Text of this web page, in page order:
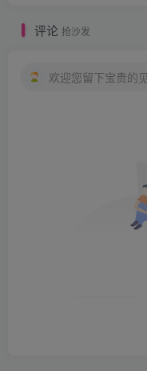
评论 抢沙发
欢迎您留下宝贵的见